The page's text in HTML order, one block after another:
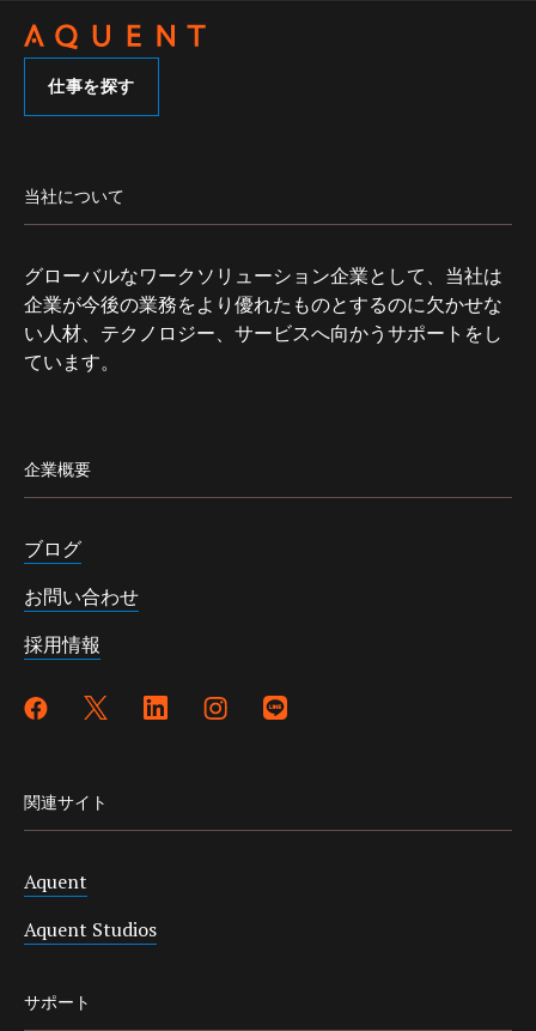
仕事を探す
当社について
グローバルなワークソリューション企業として、当社は
企業が今後の業務をより優れたものとするのに欠かせな
い人材、テクノロジー、サービスへ向かうサポートをし
ています。
企業概要
ブログ
お問い合わせ
採用情報
関連サイト
Aquent
Aquent Studios
サポート